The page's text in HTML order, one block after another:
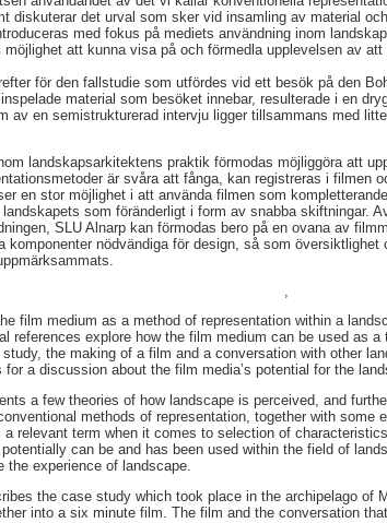
diskuterar det urval som sker vid insamling av material
med fokus på mediets användning inom
att kunna visa på och förmedla upplevelsen av
för den fallstudie som utfördes vid ett besök på den
material som besöket innebar, resulterade i en
av en semistrukturerad intervju ligger tillsammans med
landskapsarkitektens praktik förmodas möjliggöra att
är svåra att fånga, kan registreras i filmen
en stor möjlighet i att använda filmen som
som föränderligt i form av snabba skiftningar.
SLU Alnarp kan förmodas bero på en ovana av
komponenter nödvändiga för design, så som
film medium as a method of representation within a
references explore how the film medium can be used as
study, the making of a film and a conversation with other
a discussion about the film media’s potential for the
a few theories of how landscape is perceived, and
methods of representation, together with some
relevant term when it comes to selection of
can be and has been used within the field of
the experience of landscape.
the case study which took place in the archipelago of
into a six minute film. The film and the conversation